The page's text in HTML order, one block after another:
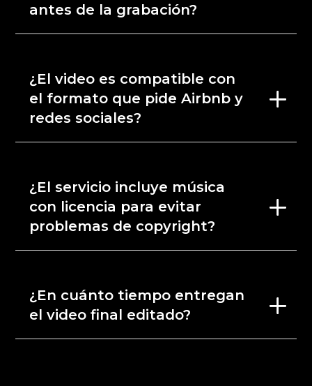
antes de la grabación?
¿El video es compatible con
el formato que pide Airbnb y
redes sociales?
¿El servicio incluye música
con licencia para evitar
problemas de copyright?
¿En cuánto tiempo entregan
el video final editado?